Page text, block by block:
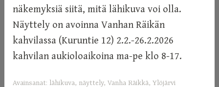
näkemyksiä siitä, mitä lähikuva voi olla.
Näyttely on avoinna Vanhan Räikän
kahvilassa (Kuruntie 12) 2.2.-26.2.2026
kahvilan aukioloaikoina ma-pe klo 8-17.
Avainsanat: lähikuva, näyttely,Vanha Räikkä,Ylöjärvi